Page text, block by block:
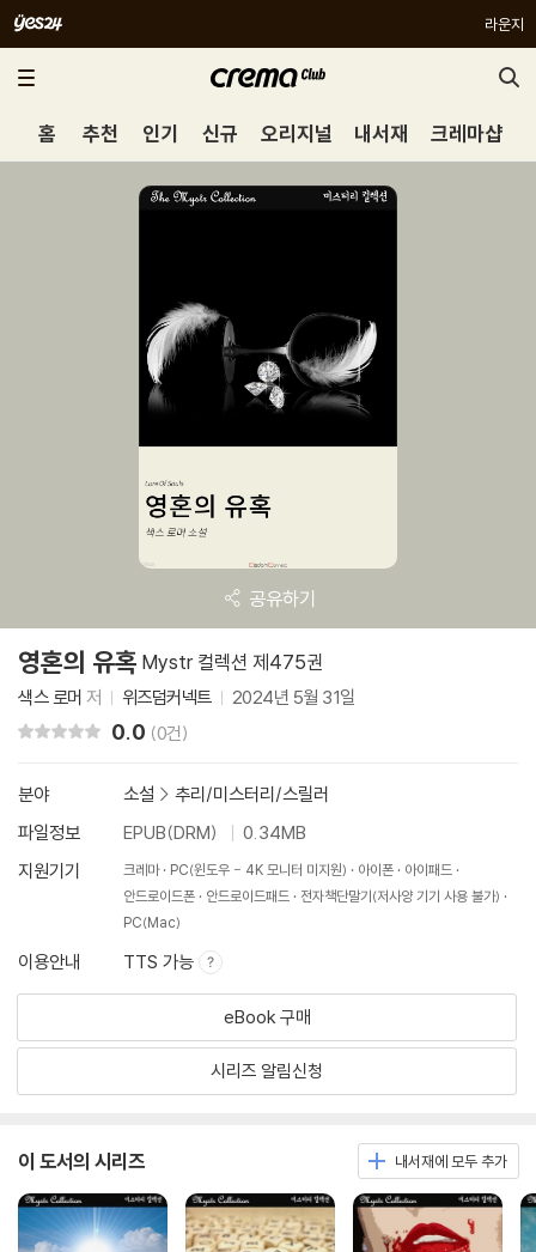
라운지
홈 추천 인기 신규 오리지널 내서재 크레마샵
공유하기
영혼의 유혹 Mystr 컬렉션 제475권
색스 로머 저 위즈덤커넥트 2024년 5월 31일
0.0 (0건)
분야 소설 > 추리/미스터리/스릴러
파일정보
EPUB(DRM)
0.34MB
지원기기
크레마 PC(윈도우 - 4K 모니터 미지원) 아이폰
아이패드
안드로이드폰
안드로이드패드
전자책단말기(저사양 기기 사용 불가)
PC(Mac)
이용안내 TTS 가능
eBook 구매
시리즈 알림신청
이 도서의 시리즈 내서재에 모두 추가